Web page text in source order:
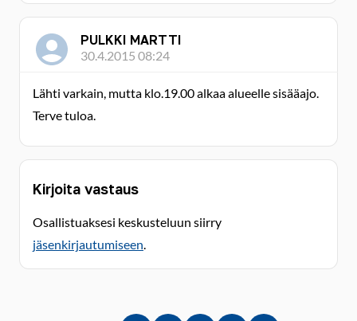
PULKKI MARTTI
30.4.2015 08:24
Lähti varkain, mutta klo.19.00 alkaa alueelle sisääajo.
Terve tuloa.
Kirjoita vastaus
Osallistuaksesi keskusteluun siirry
jäsenkirjautumiseen.